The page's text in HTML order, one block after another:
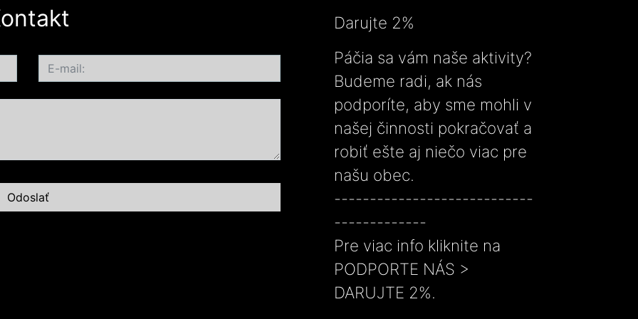
Darujte 2%
Páčia sa vám naše aktivity?
Budeme radi, ak nás
podporíte, aby sme mohli v
našej činnosti pokračovať a
robiť ešte aj niečo viac pre
našu obec.
----------------------------
-------------
Pre viac info kliknite na
PODPORTE NÁS >
DARUJTE 2%.